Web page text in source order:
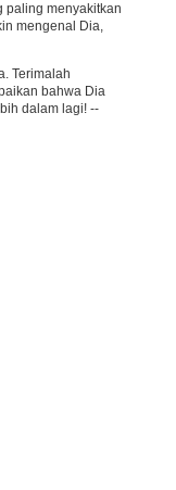
paling menyakitkan
mengenal Dia,
Terimalah
bahwa Dia
dalam lagi! --